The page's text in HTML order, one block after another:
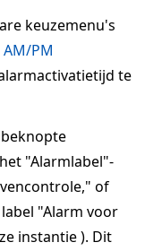
keuzemenu's
AM/PM
te
"Alarmlabel"-
of
"Alarm voor
instantie ). Dit